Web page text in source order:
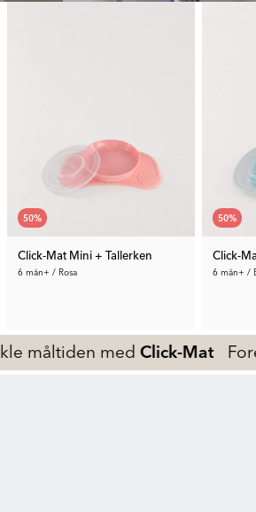
50%
Click-Mat Mini + Tallerken
6 mån+ / Rosa
Tid. Pris: 339 kr
170 kr
50%
Click-
6 mån+ /
Tid. Pris:
170 kr
medClick-Mat Forenkle